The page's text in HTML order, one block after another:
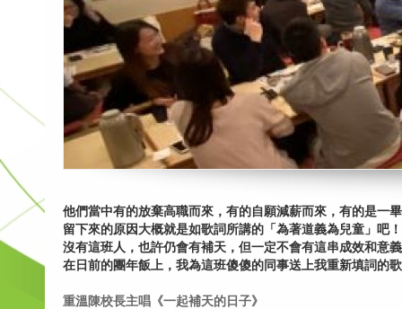
他們當中有的放棄高職而來，有的自願減薪而來，有的是一
留下來的原因大概就是如歌詞所講的「為著道義為兒童」吧！
沒有這班人，也許仍會有補天，但一定不會有這串成效和意
在日前的團年飯上，我為這班傻傻的同事送上我重新填詞的
重溫陳校長主唱《一起補天的日子》